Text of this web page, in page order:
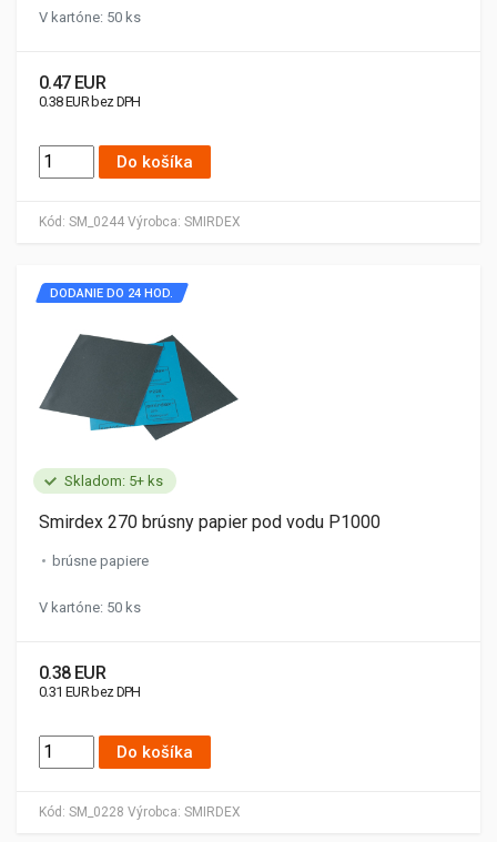
Kód: SM_0244 Výrobca: SMIRDEX
V kartóne: 50 ks
0.47 EUR
0.38 EUR bez DPH
Do košíka
Skladom: 5+ ks
Kód: SM_0228 Výrobca: SMIRDEX
DODANIE DO 24 HOD.
Smirdex 270 brúsny papier pod vodu P1000
brúsne papiere
V kartóne: 50 ks
0.38 EUR
0.31 EUR bez DPH
Do košíka